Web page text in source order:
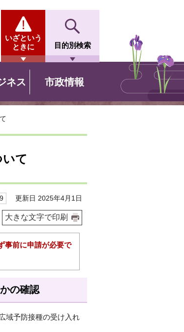
いざという
ときに
目的別検索
ネス 市政情報
て
更新日 2025年4月1日
大きな文字で印刷
事前に申請が必要で
の確認
域予防接種の受け入れ